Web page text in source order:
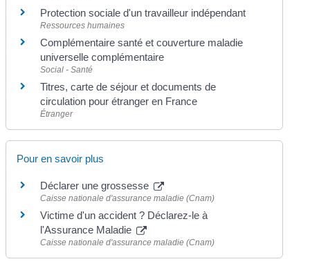
Protection sociale d'un travailleur indépendant
Ressources humaines
Complémentaire santé et couverture maladie
universelle complémentaire
Social - Santé
Titres, carte de séjour et documents de
circulation pour étranger en France
Étranger
Pour en savoir plus
Déclarer une grossesse
Caisse nationale d'assurance maladie (Cnam)
Victime d'un accident ? Déclarez-le à
l'Assurance Maladie
Caisse nationale d'assurance maladie (Cnam)